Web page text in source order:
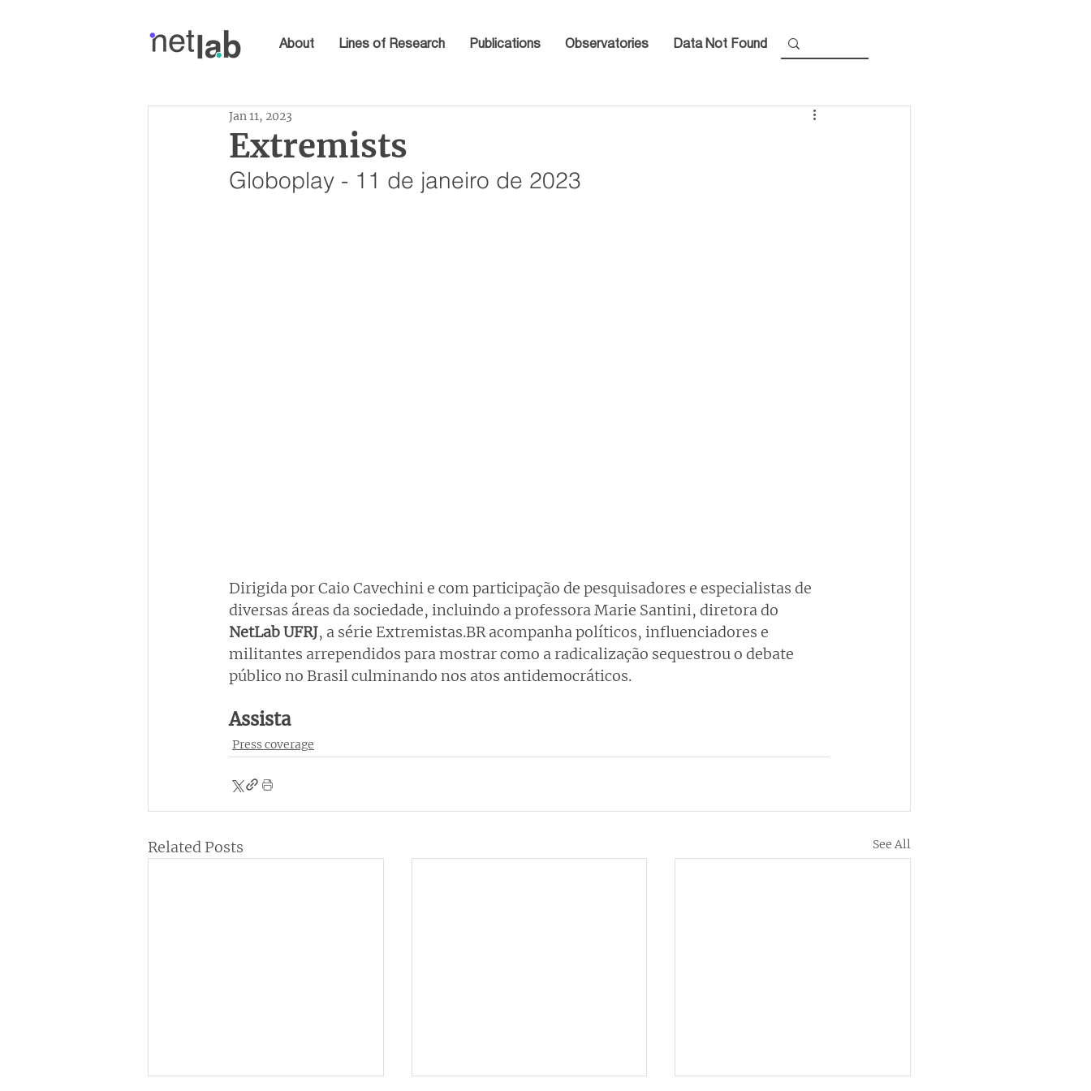
About Lines of Research Publications Observatories Data Not Found
Extremists
Jan 11, 2023
Globoplay - 11 de janeiro de 2023
Dirigida por Caio Cavechini e com participação de pesquisadores e especialistas de
diversas áreas da sociedade, incluindo a professora Marie Santini, diretora do
NetLab UFRJ, a série Extremistas.BR acompanha políticos, influenciadores e
militantes arrependidos para mostrar como a radicalização sequestrou o debate
público no Brasil culminando nos atos antidemocráticos.
Assista
Press coverage
Related Posts See All